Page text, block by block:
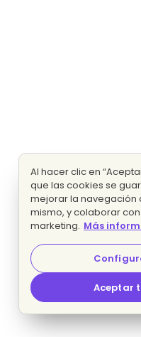
Al hacer clic en
que las cookies se
mejorar la navegación
mismo, y colaborar
marketing. Más
Aceptar